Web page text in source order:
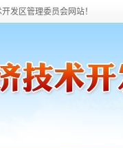
发区管理委员会网站！